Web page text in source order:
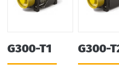
G300-T1 G300-